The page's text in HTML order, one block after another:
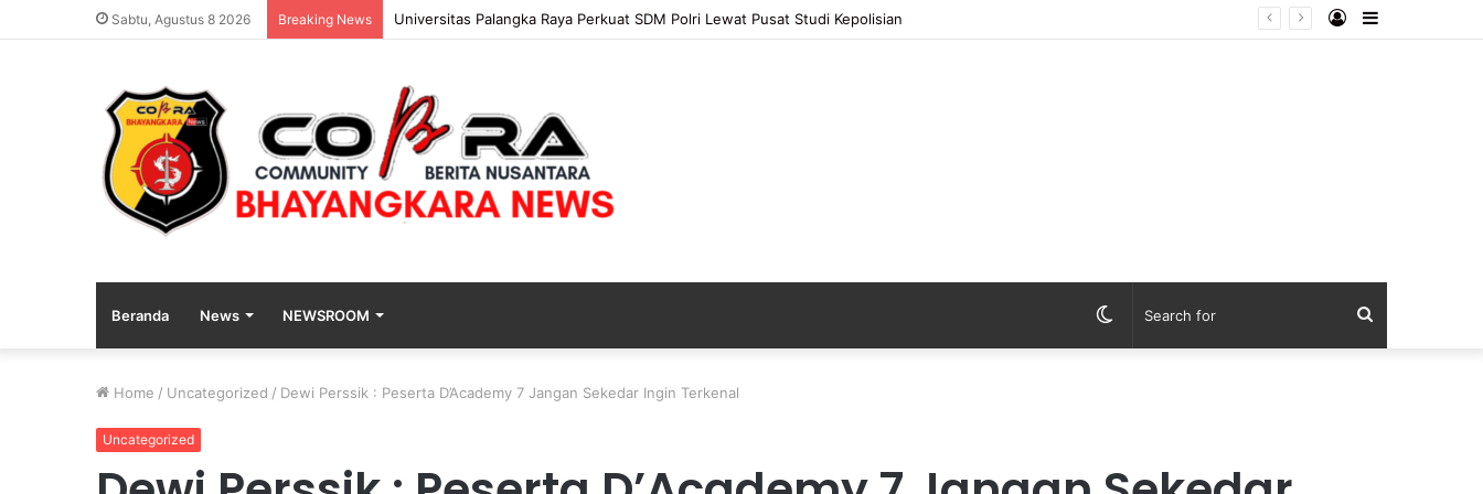
Sabtu, Agustus 8 2026 Breaking News Polda Jatim Gelar Nobar Final Piala Presiden 2026, Ribuan Bonek Mania Dukung Persebaya dari Lapangan Mapolda Sidebar
Log
Beranda News NEWSROOM Search
Switch
Home / Uncategorized / Dewi Perssik : Peserta D’Academy 7 Jangan Sekedar Ingin Terkenal
Uncategorized